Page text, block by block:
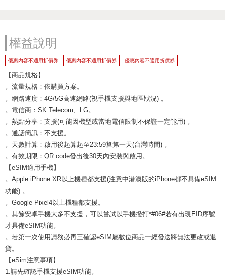
權益說明
優惠內容不適用折價券 優惠內容不適用折價券 優惠內容不適用折價券
【商品規格】
。流量規格：依購買方案。
。網路速度：4G/5G高速網路(視手機支援與地區狀況) 。
。電信商：SK Telecom、LG。
。熱點分享：支援(可能因機型或當地電信限制不保證一定能用) 。
。通話簡訊：不支援。
。天數計算：啟用後起算起至23:59算第一天(台灣時間) 。
。有效期限：QR code發出後30天內安裝與啟用。
【eSIM適用手機】
。Apple iPhone XR以上機種都支援(注意中港澳版的iPhone都不具備eSIM
功能) 。
。Google Pixel4以上機種都支援。
。其餘安卓手機大多不支援，可以嘗試以手機撥打*#06#若有出現EID序號
才具備eSIM功能。
。若第一次使用請務必再三確認eSIM屬數位商品一經發送將無法更改或退
貨。
【eSim注意事項】
1.請先確認手機支援eSIM功能。